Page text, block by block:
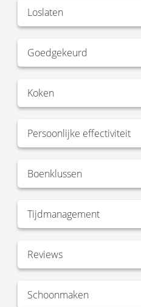
Loslaten
Goedgekeurd
Koken
Persoonlijke effectiviteit
Boenklussen
Tijdmanagement
Reviews
Schoonmaken